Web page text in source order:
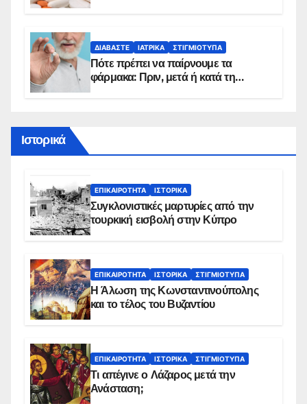
ΔΙΑΒΆΣΤΕ ΙΑΤΡΙΚΆ ΣΤΙΓΜΙΌΤΥΠΑ
Πότε πρέπει να παίρνουμε τα
φάρμακα: Πριν, μετά ή κατά τη
Ιστορικά
ΕΠΙΚΑΙΡΌΤΗΤΑ ΙΣΤΟΡΙΚΆ
Συγκλονιστικές μαρτυρίες από την
τουρκική εισβολή στην Κύπρο
ΕΠΙΚΑΙΡΌΤΗΤΑ ΙΣΤΟΡΙΚΆ ΣΤΙΓΜΙΌΤΥΠΑ
Η Άλωση της Κωνσταντινούπολης
και το τέλος του Βυζαντίου
ΕΠΙΚΑΙΡΌΤΗΤΑ ΙΣΤΟΡΙΚΆ ΣΤΙΓΜΙΌΤΥΠΑ
Τι απέγινε ο Λάζαρος μετά την
Ανάσταση;